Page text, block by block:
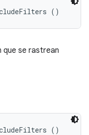
()
se rastrean
()